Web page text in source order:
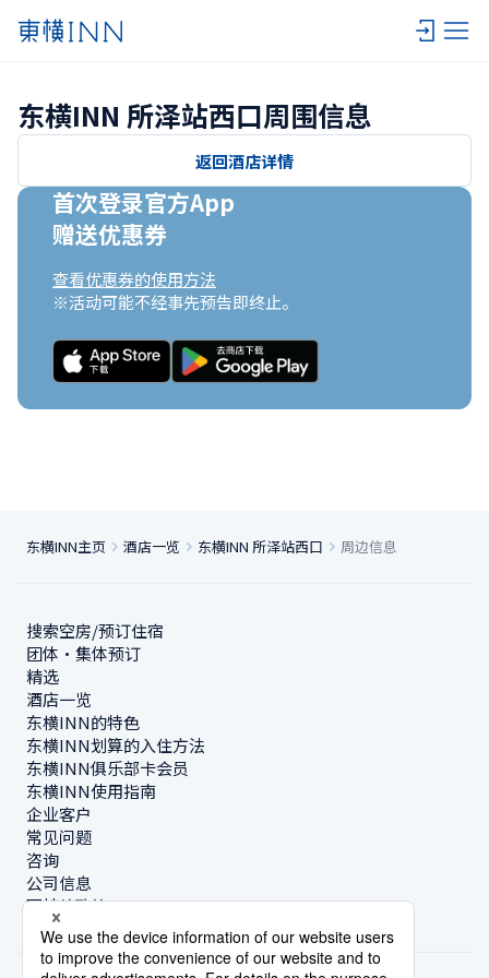
东横INN 所泽站西口周围信息
返回酒店详情
首次登录官方App
赠送优惠券
查看优惠券的使用方法
※活动可能不经事先预告即终止。
东横INN主页 酒店一览 东横INN 所泽站西口 周边信息
搜索空房/预订住宿
团体・集体预订
精选
酒店一览
东横INN的特色
东横INN划算的入住方法
东横INN俱乐部卡会员
东横INN使用指南
企业客户
常见问题
咨询
公司信息
可持续政策